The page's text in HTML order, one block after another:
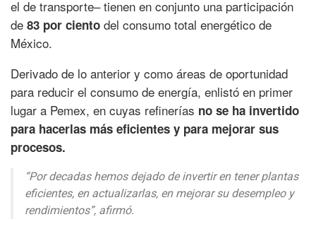
el de transporte– tienen en conjunto una participación
de 83 por ciento del consumo total energético de
México.
Derivado de lo anterior y como áreas de oportunidad
para reducir el consumo de energía, enlistó en primer
lugar a Pemex, en cuyas refinerías no se ha invertido
para hacerlas más eficientes y para mejorar sus
procesos.
“Por decadas hemos dejado de invertir en tener plantas
eficientes, en actualizarlas, en mejorar su desempleo y
rendimientos”, afirmó.